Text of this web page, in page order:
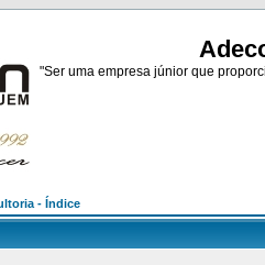
"Ser uma empresa júnior que
- Índice